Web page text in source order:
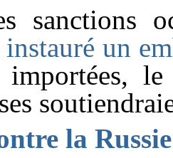
sanctions
instauré un
importées,
la